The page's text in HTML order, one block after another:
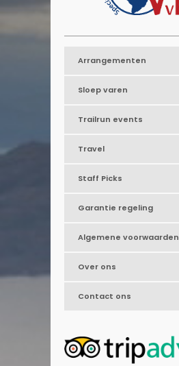
Arrangementen
Sloep varen
Trailrun events
Travel
Staff Picks
Garantie regeling
Algemene voorwaarden
Over ons
Contact ons